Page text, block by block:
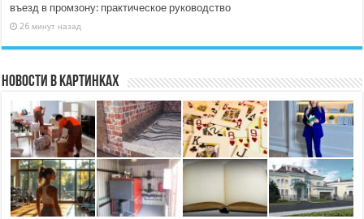
въезд в промзону: практическое руководство
26 минут назад
Новости в картинках